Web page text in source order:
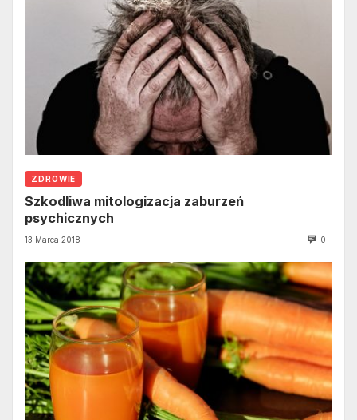
ZDROWIE
Szkodliwa mitologizacja zaburzeń
psychicznych
13 Marca 2018 0